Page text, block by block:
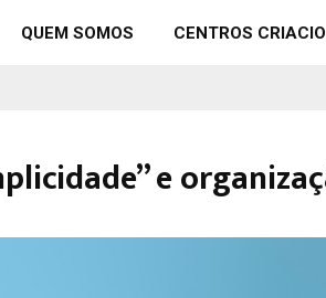
QUEM SOMOS CENTROS
e